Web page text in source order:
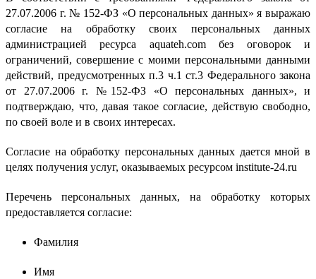
27.07.2006 г. № 152-ФЗ «О персональных данных» я выражаю
согласие на обработку своих персональных данных
администрацией ресурса aquateh.com без оговорок и
ограничений, совершение с моими персональными данными
действий, предусмотренных п.3 ч.1 ст.3 Федерального закона
от 27.07.2006 г. №152-ФЗ «О персональных данных», и
подтверждаю, что, давая такое согласие, действую свободно,
по своей воле и в своих интересах.
Согласие на обработку персональных данных дается мной в
целях получения услуг, оказываемых ресурсом institute-24.ru
Перечень персональных данных, на обработку которых
предоставляется согласие:
Фамилия
Имя